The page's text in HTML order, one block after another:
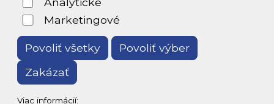
Marketingové
Povoliť všetky
Povoliť výber
Zakázať
Viac informácií:
Hosting: